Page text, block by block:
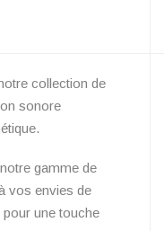
collection de
sonore
gamme de
vos envies de
une touche